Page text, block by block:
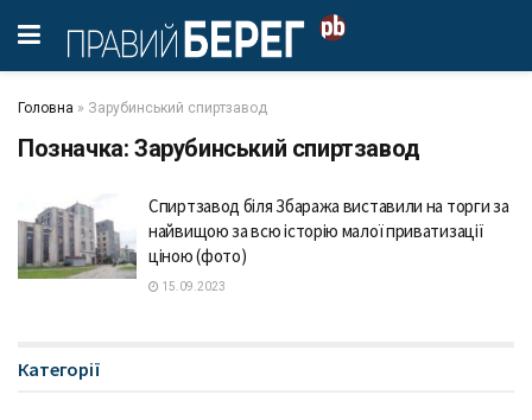
Головна » Зарубинський спиртзавод
Позначка: Зарубинський спиртзавод
Спиртзавод біля Збаража виставили на торги за
найвищою за всю історію малої приватизації
ціною (фото)
15.09.2023
Категорії